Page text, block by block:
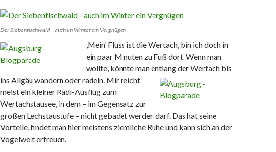
Der Siebentischwald – auch im Winter ein Vergnügen
‚Mein‘ Fluss ist die Wertach, bin ich doch in
ein paar Minuten zu Fuß dort. Wenn man
wollte, könnte man entlang der Wertach bis
ins Allgäu wandern oder radeln. Mir reicht
meist ein kleiner Radl-Ausflug zum
Wertachstausee, in dem – im Gegensatz zur
großen Lechstaustufe – nicht gebadet werden darf. Das hat seine
Vorteile, findet man hier meistens ziemliche Ruhe und kann sich an der
Vogelwelt erfreuen.